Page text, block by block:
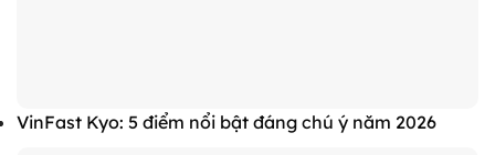
VinFast Kyo: 5 điểm nổi bật đáng chú ý năm 2026